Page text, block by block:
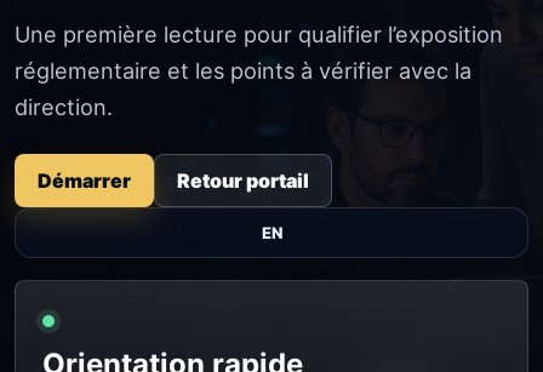
Une première lecture pour qualifier l’exposition
réglementaire et les points à vérifier avec la
direction.
Démarrer Retour portail
EN
Orientation rapide